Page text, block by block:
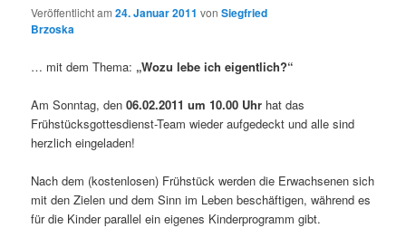
Veröffentlicht am24. Januar 2011 vonSiegfried
Brzoska
… mit dem Thema: „Wozu lebe ich eigentlich?“
Am Sonntag, den06.02.2011 um 10.00 Uhr hat das
Frühstücksgottesdienst-Team wieder aufgedeckt und alle sind
herzlich eingeladen!
Nach dem (kostenlosen) Frühstück werden die Erwachsenen sich
mit den Zielen und dem Sinn im Leben beschäftigen, während es
für die Kinder parallel ein eigenes Kinderprogramm gibt.